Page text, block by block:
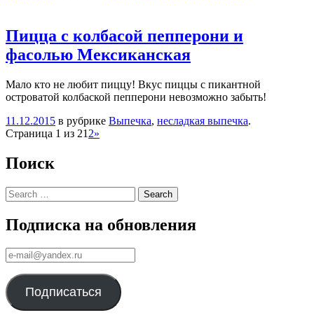
Пицца с колбасой пепперони и
фасолью Мексиканская
Мало кто не любит пиццу! Вкус пиццы с пикантной
островатой колбаской пепперони невозможно забыть!
11.12.2015 в рубрике Выпечка, несладкая выпечка.
Навигация
Страница 1 из 21 2»
Поиск
Search
Подписка на обновления
е-
mail@yandex.ru
Подписаться